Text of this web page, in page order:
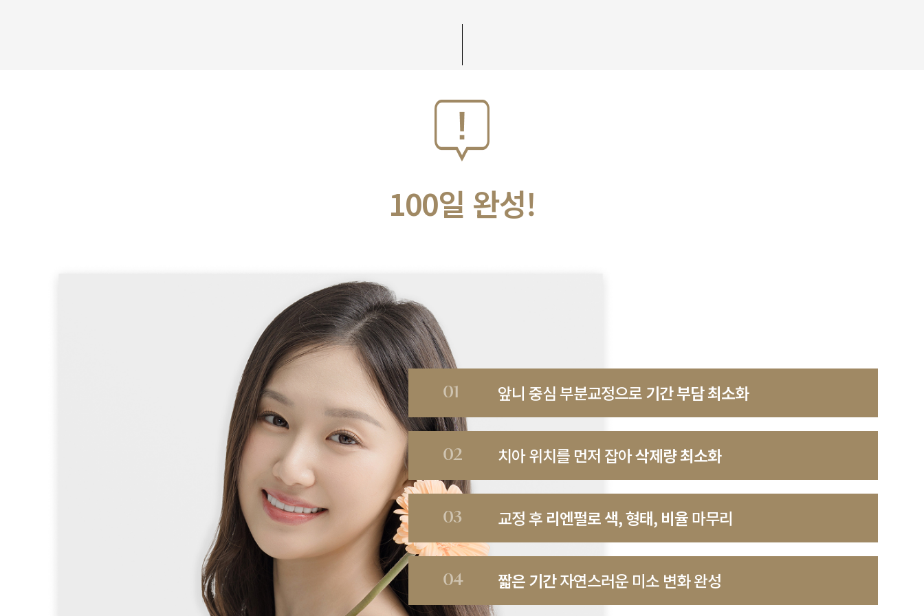
100일 완성!
앞니 중심 부분교정으로기간 부담 최소화
치아 위치를 먼저 잡아삭제량 최소화
교정 후 리엔펄로 색, 형태, 비율마무리
짧은 기간자연스러운 미소 변화 완성